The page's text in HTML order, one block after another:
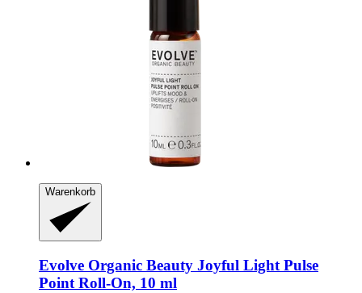
Warenkorb
Evolve Organic Beauty Joyful Light Pulse
Point Roll-​On, 10 ml